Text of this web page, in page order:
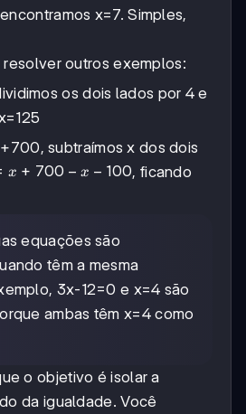
x=7. Simples,
outros exemplos:
os dois lados por 4 e
subtraímos x dos dois
x + 700 − x − 100, ficando
equações são
têm a mesma
3x-12=0 e x=4 são
ambas têm x=4 como
o objetivo é isolar a
da igualdade. Você